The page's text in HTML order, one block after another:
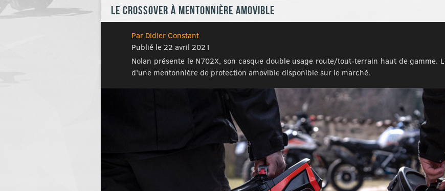
Le crossover à mentonnière amovible
Par Didier Constant
Publié le 22 avril 2021
Nolan présente le N702X, son casque double usage route/tout-terrain haut de gamme.
d’une mentonnière de protection amovible disponible sur le marché.